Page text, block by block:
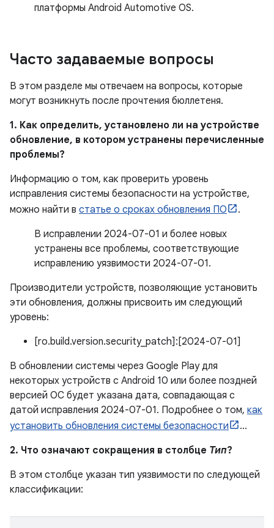
платформы Android Automotive OS.
Часто задаваемые вопросы
В этом разделе мы отвечаем на вопросы, которые
могут возникнуть после прочтения бюллетеня.
1. Как определить, установлено ли на устройстве
обновление, в котором устранены перечисленные
проблемы?
Информацию о том, как проверить уровень
исправления системы безопасности на устройстве,
можно найти в статье о сроках обновления ПО
.
В исправлении 2024-07-01 и более новых
устранены все проблемы, соответствующие
исправлению уязвимости 2024-07-01.
Производители устройств, позволяющие установить
эти обновления, должны присвоить им следующий
уровень:
[ro.build.version.security_patch]:[2024-07-01]
В обновлении системы через Google Play для
некоторых устройств с Android 10 или более поздней
версией ОС будет указана дата, совпадающая с
датой исправления 2024-07-01. Подробнее о том, как
установить обновления системы безопасности
…
2. Что означают сокращения в столбце Тип?
В этом столбце указан тип уязвимости по следующей
классификации: